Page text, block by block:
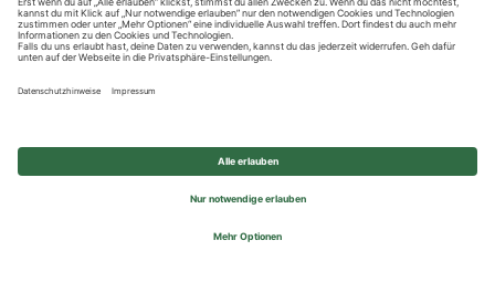
Privatsphäre-Einstellungen
© 2026 REWE Group - All rights reserved